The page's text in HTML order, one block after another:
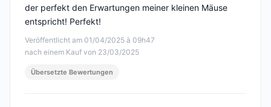
Veröffentlicht am 01/04/2025 à 09h47
nach einem Kauf von 23/03/2025
der perfekt den Erwartungen meiner kleinen Mäuse
entspricht! Perfekt!
Übersetzte Bewertungen